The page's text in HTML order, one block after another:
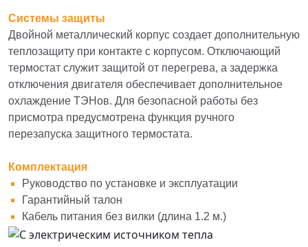
Системы защиты
Двойной металлический корпус создает дополнительную
теплозащиту при контакте с корпусом. Отключающий
термостат служит защитой от перегрева, а задержка
отключения двигателя обеспечивает дополнительное
охлаждение ТЭНов. Для безопасной работы без
присмотра предусмотрена функция ручного
перезапуска защитного термостата.
Комплектация
Руководство по установке и эксплуатации
Гарантийный талон
Кабель питания без вилки (длина 1.2 м.)